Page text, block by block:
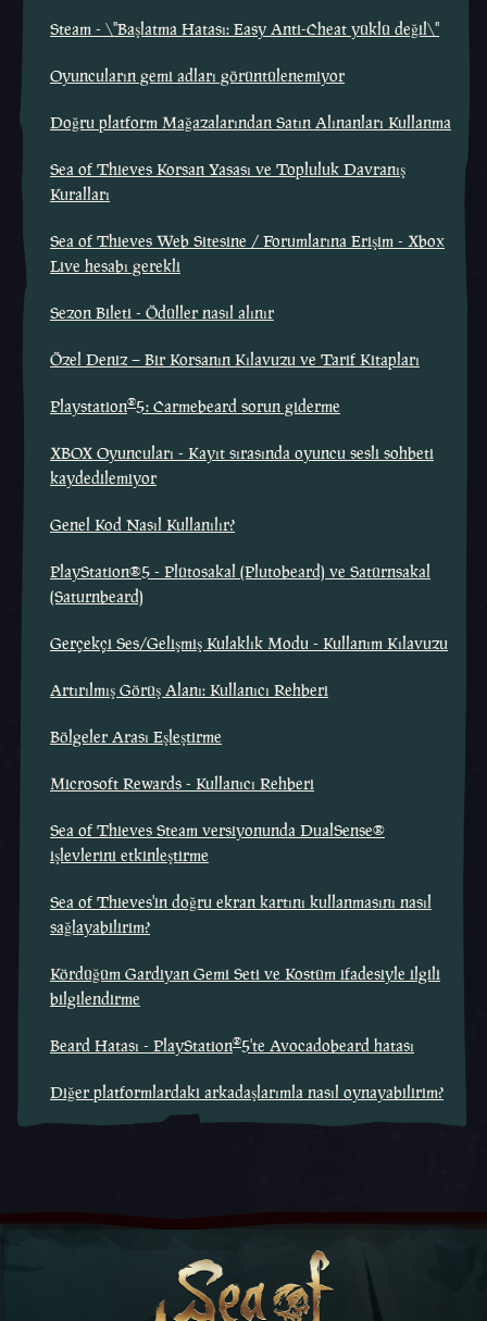
Steam - \"Başlatma Hatası: Easy Anti-Cheat yüklü değil\"
Oyuncuların gemi adları görüntülenemiyor
Doğru platform Mağazalarından Satın Alınanları Kullanma
Sea of Thieves Korsan Yasası ve Topluluk Davranış
Kuralları
Sea of Thieves Web Sitesine / Forumlarına Erişim - Xbox
Live hesabı gerekli
Sezon Bileti - Ödüller nasıl alınır
Özel Deniz – Bir Korsanın Kılavuzu ve Tarif Kitapları
Playstation®5: Carmebeard sorun giderme
XBOX Oyuncuları - Kayıt sırasında oyuncu sesli sohbeti
kaydedilemiyor
Genel Kod Nasıl Kullanılır?
PlayStation®5 - Plütosakal (Plutobeard) ve Satürnsakal
(Saturnbeard)
Gerçekçi Ses/Gelişmiş Kulaklık Modu - Kullanım Kılavuzu
Artırılmış Görüş Alanı: Kullanıcı Rehberi
Bölgeler Arası Eşleştirme
Microsoft Rewards - Kullanıcı Rehberi
Sea of Thieves Steam versiyonunda DualSense®
işlevlerini etkinleştirme
Sea of Thieves'in doğru ekran kartını kullanmasını nasıl
sağlayabilirim?
Kördüğüm Gardiyan Gemi Seti ve Kostüm ifadesiyle ilgili
bilgilendirme
Beard Hatası - PlayStation®5'te Avocadobeard hatası
Diğer platformlardaki arkadaşlarımla nasıl oynayabilirim?